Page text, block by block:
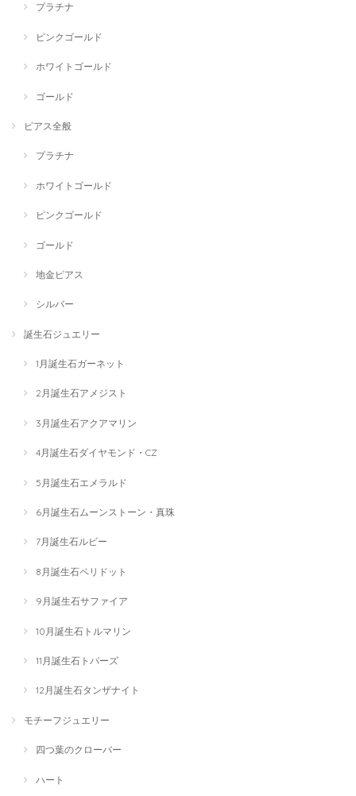
プラチナ
ピンクゴールド
ホワイトゴールド
ゴールド
ピアス全般
プラチナ
ホワイトゴールド
ピンクゴールド
ゴールド
地金ピアス
シルバー
誕生石ジュエリー
1月誕生石ガーネット
2月誕生石アメジスト
3月誕生石アクアマリン
4月誕生石ダイヤモンド・CZ
5月誕生石エメラルド
6月誕生石ムーンストーン・真珠
7月誕生石ルビー
8月誕生石ペリドット
9月誕生石サファイア
10月誕生石トルマリン
11月誕生石トパーズ
12月誕生石タンザナイト
モチーフジュエリー
四つ葉のクローバー
ハート